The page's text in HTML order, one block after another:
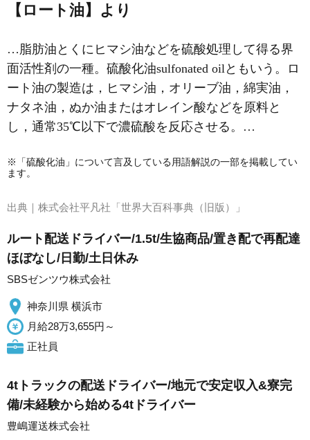
【ロート油】より
…脂肪油とくにヒマシ油などを硫酸処理して得る界
面活性剤の一種。硫酸化油sulfonated oilともいう。ロ
ート油の製造は，ヒマシ油，オリーブ油，綿実油，
ナタネ油，ぬか油またはオレイン酸などを原料と
し，通常35℃以下で濃硫酸を反応させる。…
※「硫酸化油」について言及している用語解説の一部を掲載してい
ます。
出典｜ 株式会社平凡社「世界大百科事典（旧版）」
ルート配送ドライバー/1.5t/生協商品/置き配で再配達
ほぼなし/日勤/土日休み
SBSゼンツウ株式会社
神奈川県 横浜市
月給28万3,655円～
正社員
4tトラックの配送ドライバー/地元で安定収入&寮完
備/未経験から始める4tドライバー
豊嶋運送株式会社